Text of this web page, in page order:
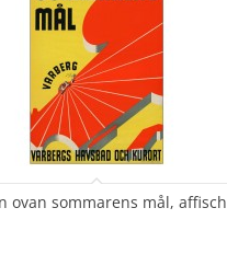
ovan sommarens mål, affisch